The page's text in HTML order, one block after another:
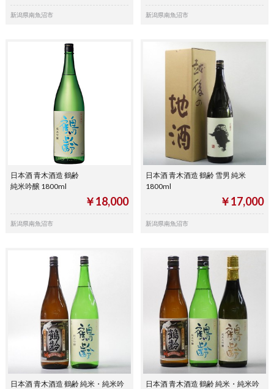
新潟県南魚沼市 新潟県南魚沼市
日本酒 青木酒造 鶴齢
純米吟醸 1800ml
￥18,000
新潟県南魚沼市
日本酒 青木酒造 鶴齢 雪男 純米
1800ml
￥17,000
新潟県南魚沼市
日本酒 青木酒造 鶴齢 純米・純米吟
日本酒 青木酒造 鶴齢 純米・純米吟